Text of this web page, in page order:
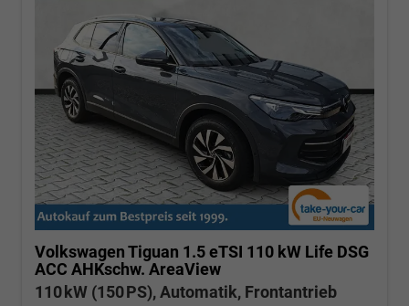
Volkswagen Tiguan 1.5 eTSI 110 kW Life DSG
ACC AHKschw. AreaView
110 kW (150 PS), Automatik, Frontantrieb